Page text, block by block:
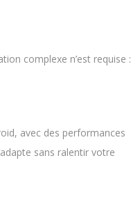
complexe n’est requise :
avec des performances
sans ralentir votre